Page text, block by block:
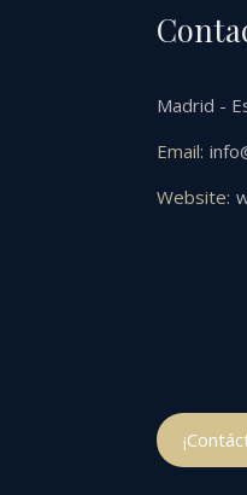
Madrid -
Email:
Website: